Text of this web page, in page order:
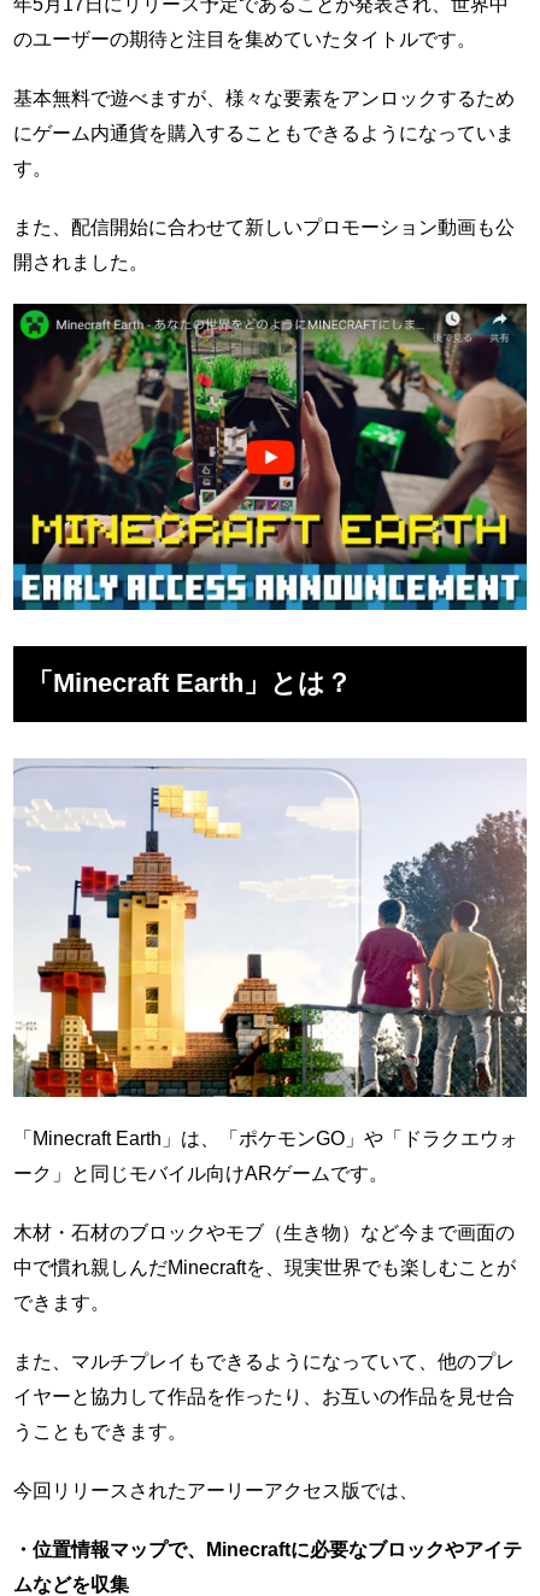
のユーザーの期待と注目を集めていたタイトルです。
基本無料で遊べますが、様々な要素をアンロックするため
にゲーム内通貨を購入することもできるようになっていま
す。
また、配信開始に合わせて新しいプロモーション動画も公
開されました。
「Minecraft Earth」とは？
「Minecraft Earth」は、「ポケモンGO」や「ドラクエウォ
ーク」と同じモバイル向けARゲームです。
木材・石材のブロックやモブ（生き物）など今まで画面の
中で慣れ親しんだMinecraftを、現実世界でも楽しむことが
できます。
また、マルチプレイもできるようになっていて、他のプレ
イヤーと協力して作品を作ったり、お互いの作品を見せ合
うこともできます。
今回リリースされたアーリーアクセス版では、
・位置情報マップで、Minecraftに必要なブロックやアイテ
ムなどを収集